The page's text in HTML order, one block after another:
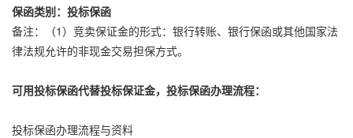
保函类别：投标保函
备注：（1）竞卖保证金的形式：银行转账、银行保函或其他国家法
律法规允许的非现金交易担保方式。
可用投标保函代替投标保证金，投标保函办理流程：
投标保函办理流程与资料